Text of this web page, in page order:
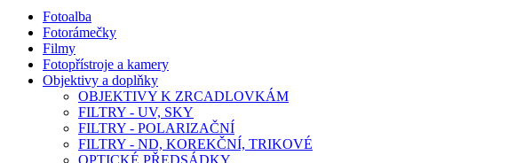
Fotoalba
Fotorámečky
Filmy
Fotopřístroje a kamery
Objektivy a doplňky
OBJEKTIVY K ZRCADLOVKÁM
FILTRY - UV, SKY
FILTRY - POLARIZAČNÍ
FILTRY - ND, KOREKČNÍ, TRIKOVÉ
OPTICKÉ PŘEDSÁDKY